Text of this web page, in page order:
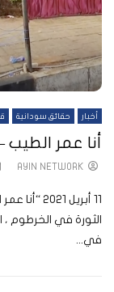
أخبار حقائق سودانية
أنا عمر
AYIN NETWORK
11 أبريل
الثورة في الخرطوم
في...